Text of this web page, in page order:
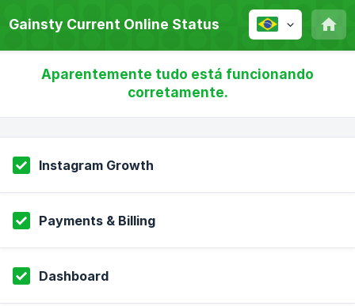
Gainsty Current Online Status
Aparentemente tudo está funcionando
corretamente.
Instagram Growth
Payments & Billing
Dashboard